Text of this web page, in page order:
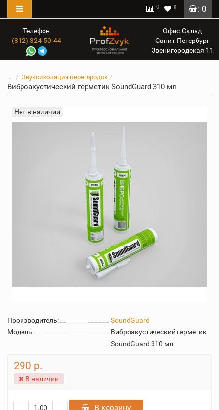
: 0
0 0
Телефон
(812) 324-50-44
Офис-Склад
Санкт-Петербург
Звенигородская 11
... Звукоизоляция перегородок
Виброакустический герметик SoundGuard 310 мл
Нет в наличии
Производитель:
SoundGuard
Модель:
Виброакустический герметик
SoundGuard 310 мл
290 р.
В наличии
В корзину